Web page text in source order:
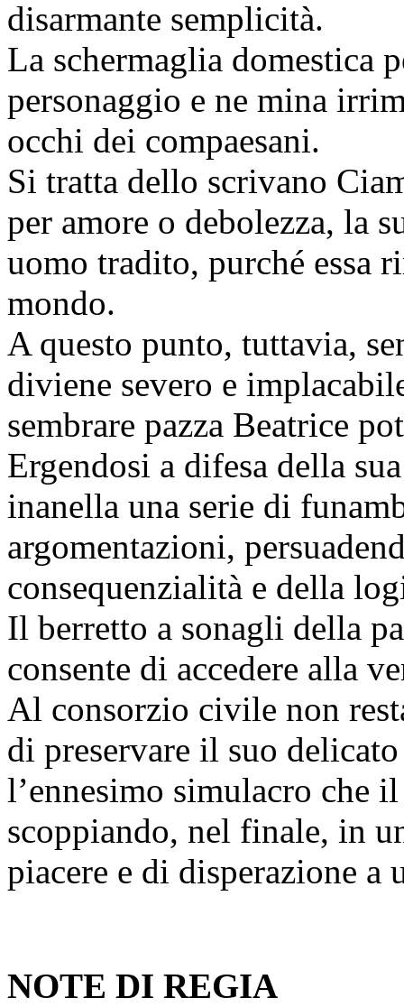
disarmante semplicità.
La schermaglia domestica
personaggio e ne mina
occhi dei compaesani.
Si tratta dello scrivano
per amore o debolezza, la
uomo tradito, purché essa
mondo.
A questo punto, tuttavia,
diviene severo e
sembrare pazza Beatrice
Ergendosi a difesa della
inanella una serie di
argomentazioni,
consequenzialità e della
Il berretto a sonagli della
consente di accedere alla
Al consorzio civile non
di preservare il suo
l’ennesimo simulacro che
scoppiando, nel finale, in
piacere e di disperazione a
NOTE DI REGIA